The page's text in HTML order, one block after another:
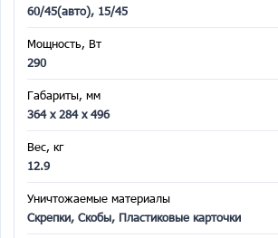
60/45(авто), 15/45
Мощность, Вт
290
Габариты, мм
364 x 284 x 496
Вес, кг
12.9
Уничтожаемые материалы
Скрепки, Скобы, Пластиковые карточки